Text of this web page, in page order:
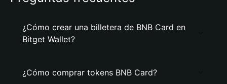
¿Cómo crear una billetera de BNB Card en
Bitget Wallet?
¿Cómo comprar tokens BNB Card?